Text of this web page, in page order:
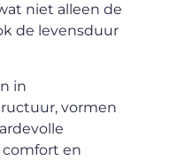
niet alleen de
de levensduur
in
vormen
en